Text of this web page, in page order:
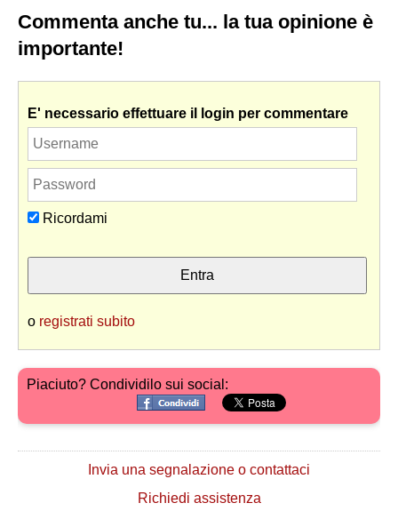
Commenta anche tu... la tua opinione è
importante!
E' necessario effettuare il login per commentare
Ricordami
o registrati subito
Piaciuto? Condividilo sui social:
Invia una segnalazione o contattaci
Richiedi assistenza